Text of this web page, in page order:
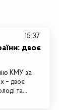
двоє
КМУ за
– двоє
та…
15:37